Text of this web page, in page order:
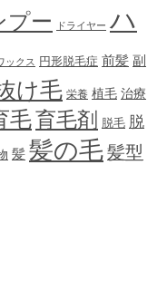
プー ドライヤー ハ
ックス 円形脱毛症 前髪 副
け毛 栄養 植毛 治療
毛育毛剤 脱毛 脱
髪 髪の毛髪型